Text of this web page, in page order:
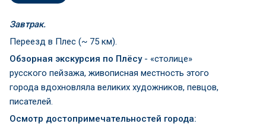
Завтрак.
Переезд в Плес (~ 75 км).
Обзорная экскурсия по Плёсу- «столице»
русского пейзажа, живописная местность этого
города вдохновляла великих художников, певцов,
писателей.
Осмотр достопримечательностей города: